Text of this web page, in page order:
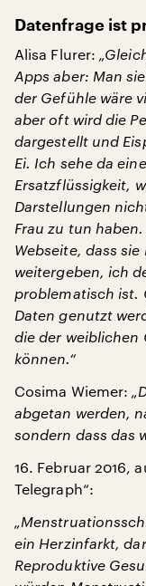
Datenfrage ist
Alisa Flurer:
Apps aber: Man
der Gefühle wäre
aber oft wird die
dargestellt und
Ei. Ich sehe da
Ersatzflüssigkeit,
Darstellungen
Frau zu tun
Webseite, dass
weitergeben, ich
problematisch ist.
Daten genutzt
die der weiblichen
können.“
Cosima Wiemer:
abgetan werden,
sondern dass das
16. Februar 2016,
Telegraph“:
ein Herzinfarkt,
Reproduktive